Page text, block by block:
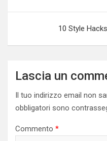
10 Style
Lascia un
Il tuo indirizzo email non
obbligatori sono
Commento *